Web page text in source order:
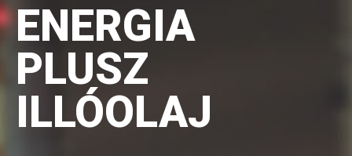
ENERGIA
PLUSZ
ILLÓOLAJ